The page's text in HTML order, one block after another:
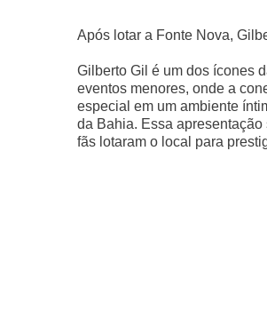
Após lotar a Fonte Nova,
Gilberto Gil é um dos ícones
eventos menores, onde a
especial em um ambiente
da Bahia. Essa
fãs lotaram o local para